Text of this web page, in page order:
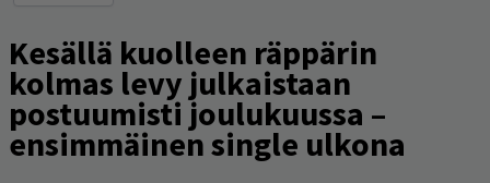
Kesällä kuolleen räppärin
kolmas levy julkaistaan
postuumisti joulukuussa –
ensimmäinen single ulkona